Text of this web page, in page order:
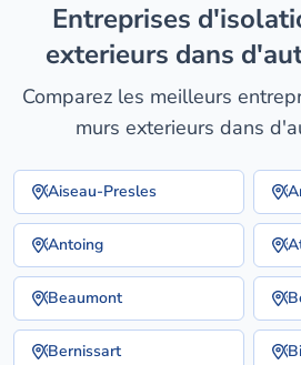
entreprises d'isolation des murs
exterieurs dans
Comparez les meilleurs
murs exterieurs dans
Aiseau-Presles
Antoing
Beaumont
Bernissart